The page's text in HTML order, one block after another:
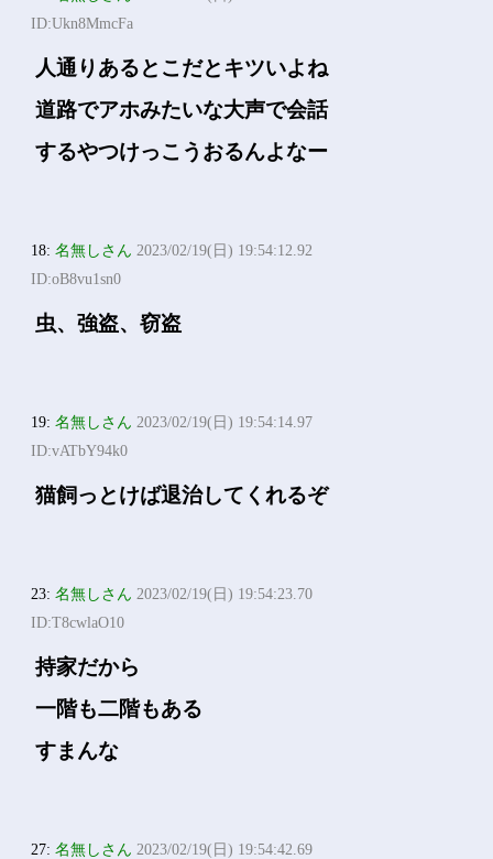
ID:Ukn8MmcFa
人通りあるとこだとキツいよね
道路でアホみたいな大声で会話
するやつけっこうおるんよなー
18:名無しさん 2023/02/19(日) 19:54:12.92
ID:oB8vu1sn0
虫、強盗、窃盗
19:名無しさん 2023/02/19(日) 19:54:14.97
ID:vATbY94k0
猫飼っとけば退治してくれるぞ
23:名無しさん 2023/02/19(日) 19:54:23.70
ID:T8cwlaO10
持家だから
一階も二階もある
すまんな
27:名無しさん 2023/02/19(日) 19:54:42.69